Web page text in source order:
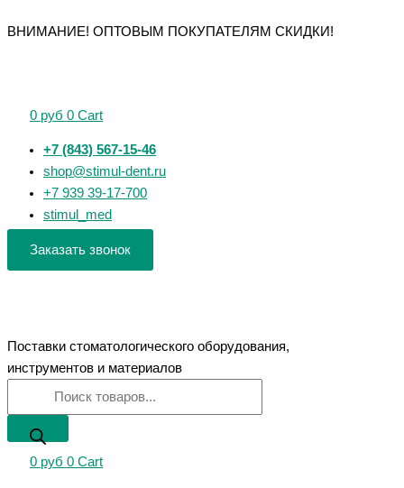
к
ВНИМАНИЕ! ОПТОВЫМ ПОКУПАТЕЛЯМ СКИДКИ!
0 руб 0 Cart
+7 (843) 567-15-46
shop@stimul-dent.ru
+7 939 39-17-700
stimul_med
Заказать звонок
Поставки стоматологического оборудования,
инструментов и материалов
товаров
0 руб 0 Cart
товаров
товара
ультразвуковому
товара
скалеру)
товара
товара